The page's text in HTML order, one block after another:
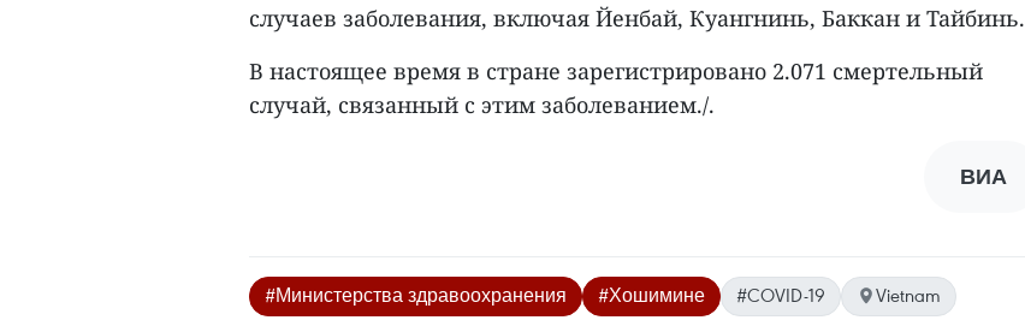
случаев заболевания, включая Йенбай, Куангнинь, Баккан и Тайбинь.
В настоящее время в стране зарегистрировано 2.071 смертельный
случай, связанный с этим заболеванием./.
ВИА
#Министерства здравоохранения #Хошимине #COVID-19 Vietnam